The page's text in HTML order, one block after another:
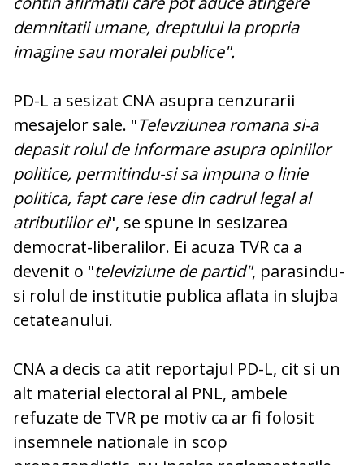
demnitatii umane, dreptului la propria
imagine sau moralei publice".
PD-L a sesizat CNA asupra cenzurarii
mesajelor sale. "Televziunea romana si-a
depasit rolul de informare asupra opiniilor
politice, permitindu-si sa impuna o linie
politica, fapt care iese din cadrul legal al
atributiilor ei", se spune in sesizarea
democrat-liberalilor. Ei acuza TVR ca a
devenit o "televiziune de partid", parasindu-
si rolul de institutie publica aflata in slujba
cetateanului.
CNA a decis ca atit reportajul PD-L, cit si un
alt material electoral al PNL, ambele
refuzate de TVR pe motiv ca ar fi folosit
insemnele nationale in scop